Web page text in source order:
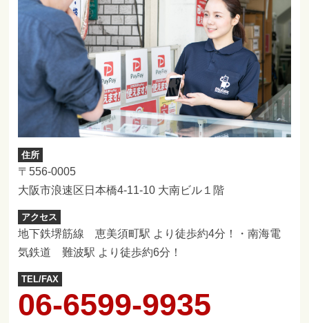
住所
〒556-0005
大阪市浪速区日本橋4-11-10 大南ビル１階
アクセス
地下鉄堺筋線 恵美須町駅 より徒歩約4分！・南海電
気鉄道 難波駅 より徒歩約6分！
TEL/FAX
06-6599-9935